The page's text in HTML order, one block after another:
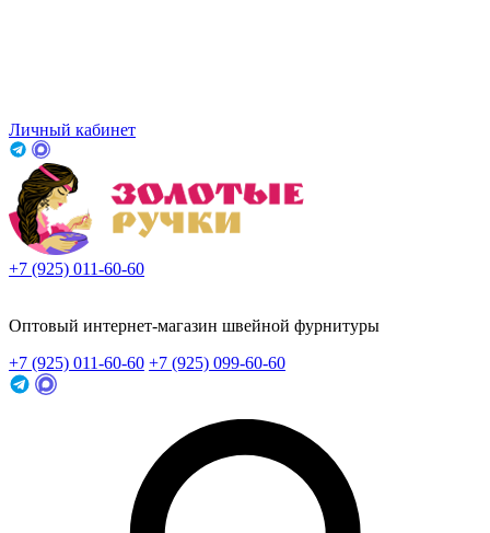
Личный кабинет
+7 (925) 011-60-60
Оптовый интернет-магазин швейной фурнитуры
+7 (925) 011-60-60 +7 (925) 099-60-60